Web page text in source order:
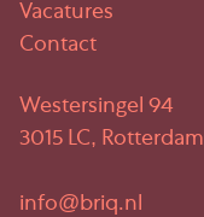
Vacatures
Contact
Westersingel 94
3015 LC, Rotterdam
info@briq.nl